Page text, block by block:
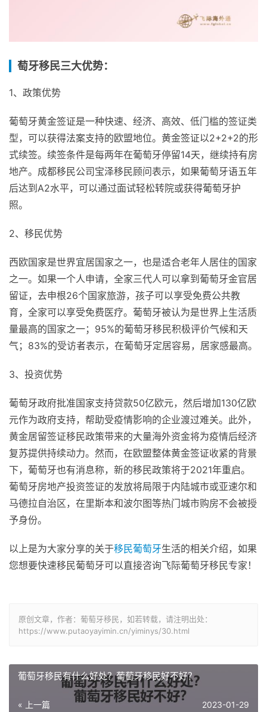
萄牙移民三大优势：
1、政策优势
葡萄牙黄金签证是一种快速、经济、高效、低门槛的签证类
型，可以获得法案支持的欧盟地位。黄金签证以2+2+2的形
式续签。续签条件是每两年在葡萄牙停留14天，继续持有房
地产。成都移民公司宝泽移民顾问表示，如果葡萄牙语五年
后达到A2水平，可以通过面试轻松转院或获得葡萄牙护
照。
2、移民优势
西欧国家是世界宜居国家之一，也是适合老年人居住的国家
之一。如果一个人申请，全家三代人可以拿到葡萄牙金官居
留证，去申根26个国家旅游，孩子可以享受免费公共教
育，全家可以享受免费医疗。葡萄牙被认为是世界上生活质
量最高的国家之一；95%的葡萄牙移民积极评价气候和天
气；83%的受访者表示，在葡萄牙定居容易，居家感最高。
3、投资优势
葡萄牙政府批准国家支持贷款50亿欧元，然后增加130亿欧
元作为政府支持，帮助受疫情影响的企业渡过难关。此外，
黄金居留签证移民政策带来的大量海外资金将为疫情后经济
复苏提供持续动力。然而，在欧盟整体黄金签证收紧的背景
下，葡萄牙也有消息称，新的移民政策将于2021年重启。
葡萄牙房地产投资签证的发放将局限于内陆城市或亚速尔和
马德拉自治区，在里斯本和波尔图等热门城市购房不会被授
予身份。
以上是为大家分享的关于移民葡萄牙生活的相关介绍，如果
您想要快速移民葡萄牙可以直接咨询飞际葡萄牙移民专家！
原创文章，作者：葡萄牙移民，如若转载，请注明出处：
https://www.putaoyayimin.cn/yiminys/30.html
葡萄牙移民有什么好处？葡萄牙移民好不好？
« 上一篇 2023-01-29